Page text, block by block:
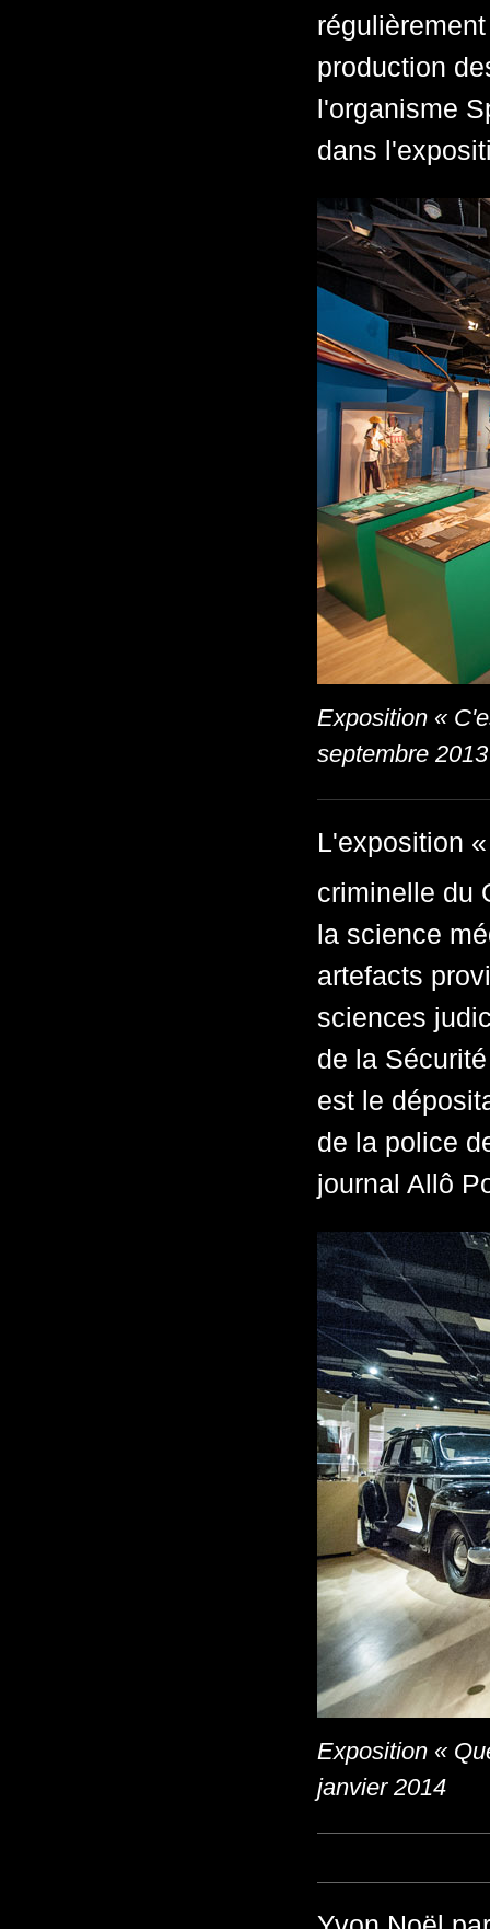
production
l'organisme
dans
Exposition «
septembre 2013
L'exposition
criminelle du
la science
artefacts
sciences
de la
est le
de la police
journal Allô
Exposition «
janvier 2014